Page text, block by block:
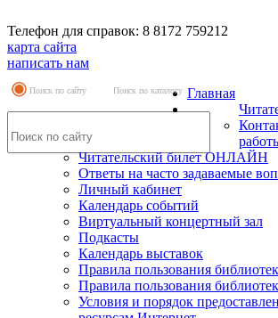
Телефон для справок: 8 8172 759212
карта сайта
написать нам
Поиск по сайту Поиск по каталогу Главная
Читательский билет ОНЛАЙН
Ответы на часто задаваемые
Личный кабинет
Календарь событий
Виртуальный концертный зал
Подкасты
Календарь выставок
Правила пользования
Правила пользования
Условия и порядок